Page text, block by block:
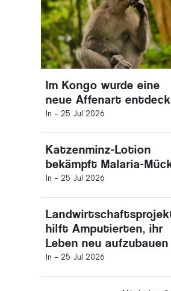
Im Kongo wurde eine
neue Affenart
In - 25 Jul 2026
Katzenminz-Lotion
bekämpft Malaria-
In - 25 Jul 2026
hilft Amputierten, ihr
Leben neu aufzubauen
In - 25 Jul 2026